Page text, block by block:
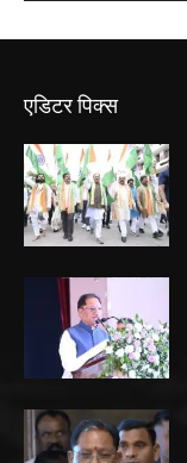
एडिटर पिक्स